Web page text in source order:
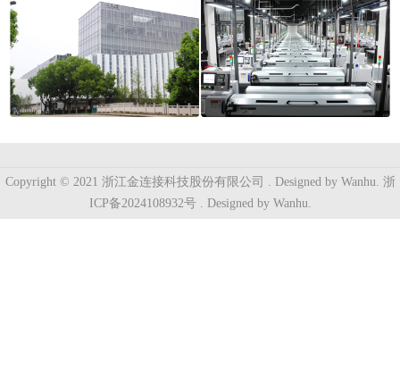
Copyright © 2021 浙江金连接科技股份有限公司 . Designed by Wanhu. 浙
ICP备2024108932号. Designed by Wanhu.